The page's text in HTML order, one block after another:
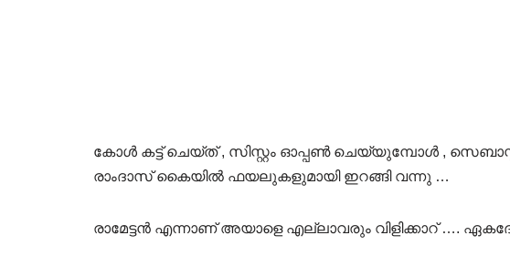
കോൾ കട്ട് ചെയ്ത് , സിസ്റ്റം ഓപ്പൺ ചെയ്യുമ്പോൾ ,
രാംദാസ് കൈയിൽ ഫയലുകളുമായി ഇറങ്ങി വന്നു …
രാമേട്ടൻ എന്നാണ് അയാളെ എല്ലാവരും വിളിക്കാറ് ….